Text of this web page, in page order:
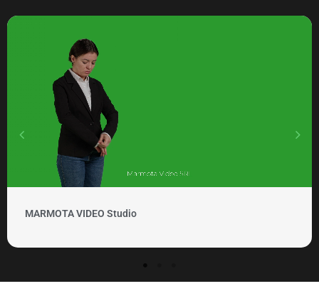
MARMOTA VIDEO Studio